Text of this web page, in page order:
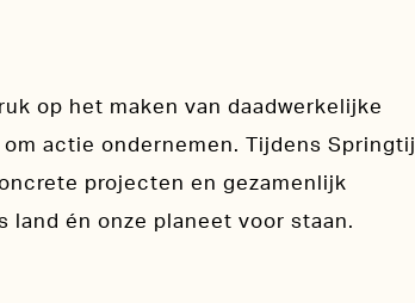
op het maken van daadwerkelijke
actie ondernemen. Tijdens Springtij
projecten en gezamenlijk
land én onze planeet voor staan.